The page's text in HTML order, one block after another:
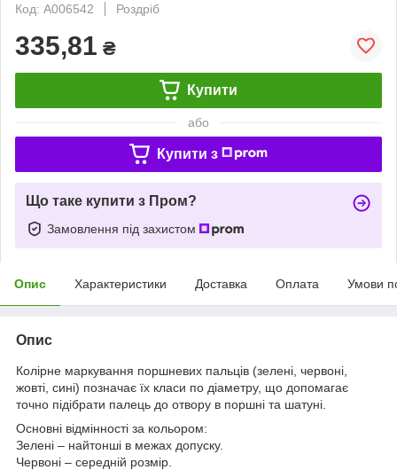
Код: A006542
Роздріб
335,81 ₴
Купити
або
Купити з
Що таке купити з Пром?
Замовлення під захистом
Опис Характеристики Доставка Оплата Умови
Опис
Колірне маркування поршневих пальців (зелені, червоні,
жовті, сині) позначає їх класи по діаметру, що допомагає
точно підібрати палець до отвору в поршні та шатуні.
Основні відмінності за кольором:
Зелені – найтонші в межах допуску.
Червоні – середній розмір.